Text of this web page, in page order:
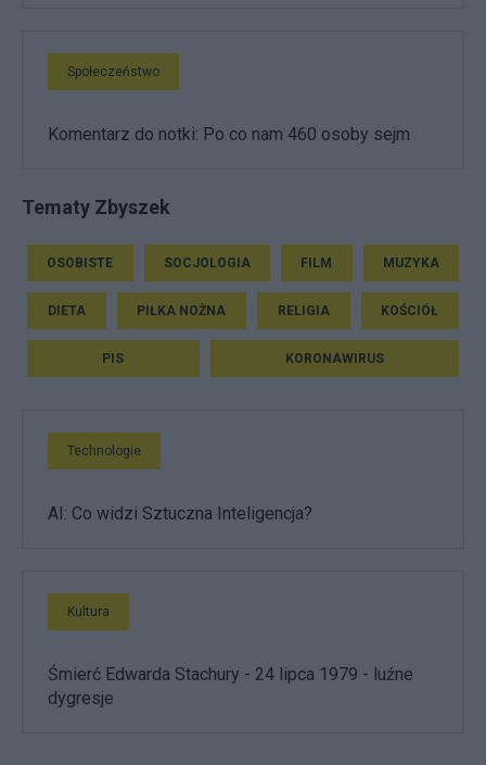
Społeczeństwo
Komentarz do notki: Po co nam 460 osoby sejm
Tematy Zbyszek
OSOBISTE SOCJOLOGIA FILM MUZYKA
DIETA PIŁKA NOŻNA RELIGIA KOŚCIÓŁ
PIS KORONAWIRUS
Technologie
AI: Co widzi Sztuczna Inteligencja?
Kultura
Śmierć Edwarda Stachury - 24 lipca 1979 - luźne
dygresje